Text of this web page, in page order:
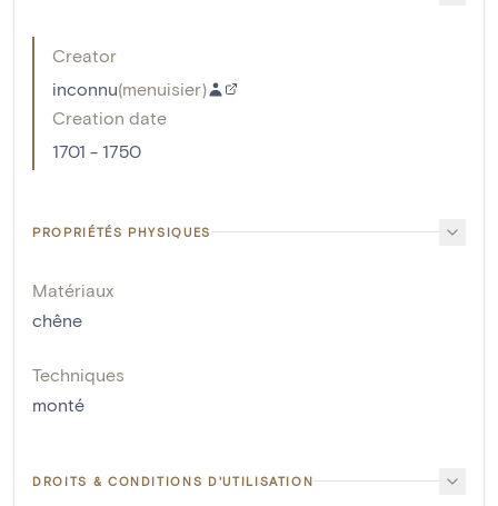
Creator
inconnu(menuisier)
Creation date
1701 - 1750
PROPRIÉTÉS PHYSIQUES
Matériaux
chêne
Techniques
monté
DROITS & CONDITIONS D'UTILISATION